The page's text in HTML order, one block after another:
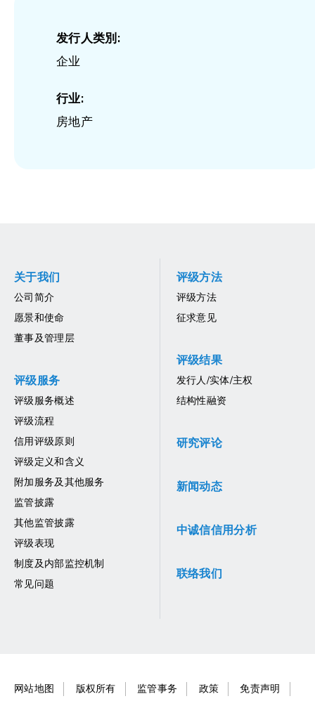
发行人类別:
企业
行业:
房地产
关于我们
公司简介
愿景和使命
董事及管理层
评级服务
评级服务概述
评级流程
信用评级原则
评级定义和含义
附加服务及其他服务
监管披露
其他监管披露
评级表现
制度及内部监控机制
常见问题
评级方法
评级方法
征求意见
评级结果
发行人/实体/主权
结构性融资
研究评论
新闻动态
中诚信信用分析
联络我们
网站地图 版权所有 监管事务 政策 免责声明